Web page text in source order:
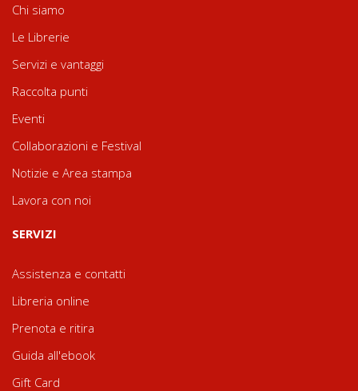
Chi siamo
Le Librerie
Servizi e vantaggi
Raccolta punti
Eventi
Collaborazioni e Festival
Notizie e Area stampa
Lavora con noi
SERVIZI
Assistenza e contatti
Libreria online
Prenota e ritira
Guida all'ebook
Gift Card